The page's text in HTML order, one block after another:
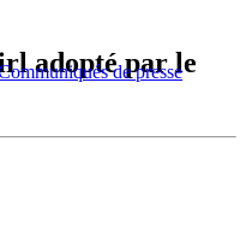
de presse
adopté par le